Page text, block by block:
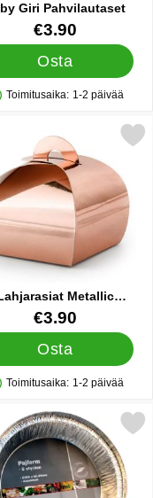
Giri Pahvilautaset
41375
€3.90
Osta
Varastossa
Toimitusaika: 1-2 päivää
Metallic
Ruusukulta
21588
€3.90
Osta
Varastossa
Toimitusaika: 1-2 päivää
lahjarasiat
piirakkavuoat